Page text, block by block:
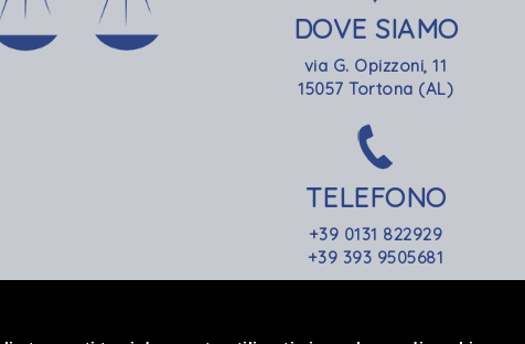
DOVE SIAMO
via G. Opizzoni, 11
15057 Tortona (AL)
TELEFONO
+39 0131 822929
+39 393 9505681